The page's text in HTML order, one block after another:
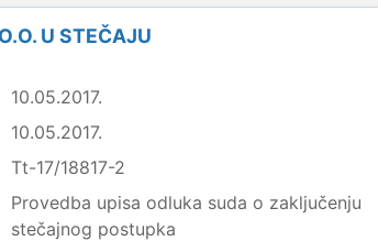
U STEČAJU
10.05.2017.
10.05.2017.
Tt-17/18817-2
Provedba upisa odluka suda o zaključenju
stečajnog postupka